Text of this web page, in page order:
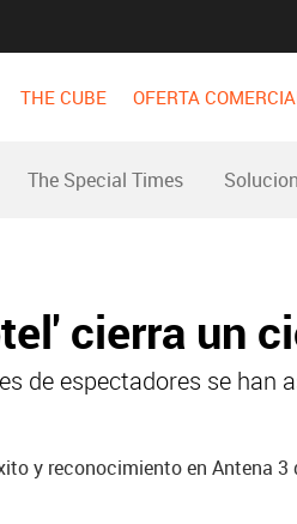
THE CUBE OFERTA
The Special Times
cierra un
de espectadores se
y reconocimiento en Antena